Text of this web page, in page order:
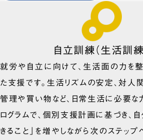
自立訓練（生活訓練
就労や自立に向けて、生活面の力を
た支援です。生活リズムの安定、対人
管理や買い物など、日常生活に必要な
ログラムで、個別支援計画に基づき、自
きること」を増やしながら次のステップ